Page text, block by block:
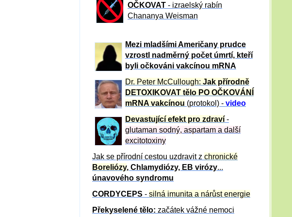
OČKOVAT - izraelský rabín
Chananya Weisman
Mezi mladšími Američany prudce
vzrostl nadměrný počet úmrtí, kteří
byli očkováni vakcínou mRNA
Dr. Peter McCullough: Jak přírodně
DETOXIKOVAT tělo PO OČKOVÁNÍ
mRNA vakcínou (protokol) - video
Devastující efekt pro zdraví-
glutaman sodný, aspartam a další
excitotoxiny
Jak se přírodní cestou uzdravit z chronické
Boreliózy, Chlamydiózy, EB virózy...
únavového syndromu
CORDYCEPS - silná imunita a nárůst energie
Překyselené tělo: začátek vážné nemoci